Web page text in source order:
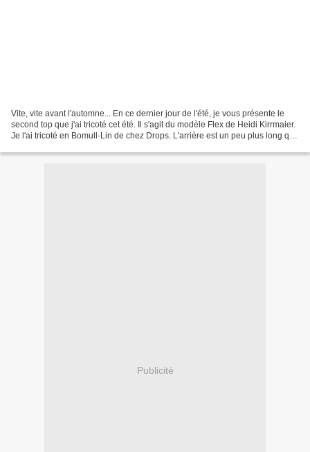
Vite, vite avant l'automne... En ce dernier jour de l'été, je vous présente le
second top que j'ai tricoté cet été. Il s'agit du modèle Flex de Heidi Kirrmaier.
Je l'ai tricoté en Bomull-Lin de chez Drops. L'arrière est un peu plus long que
Publicité